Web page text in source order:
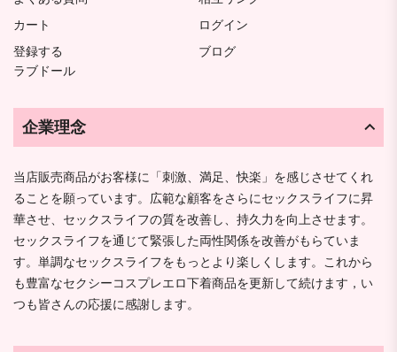
カート
ログイン
登録する
ブログ
ラブドール
企業理念
当店販売商品がお客様に「刺激、満足、快楽」を感じさせてくれ
ることを願っています。広範な顧客をさらにセックスライフに昇
華させ、セックスライフの質を改善し、持久力を向上させます。
セックスライフを通じて緊張した両性関係を改善がもらていま
す。単調なセックスライフをもっとより楽しくします。これから
も豊富なセクシーコスプレエロ下着商品を更新して続けます，い
つも皆さんの応援に感謝します。